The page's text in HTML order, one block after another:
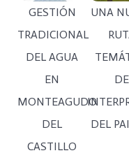
GESTIÓN
TRADICIONAL
DEL AGUA
EN
MONTEAGUDO
DEL
CASTILLO
UNA
DE
DEL